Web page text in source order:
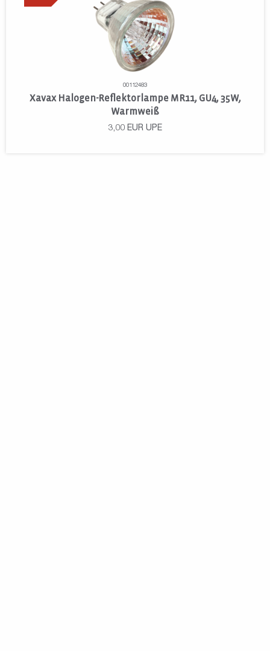
00112483
Xavax Halogen-Reflektorlampe MR11, GU4, 35W,
Warmweiß
3,00 EUR UPE